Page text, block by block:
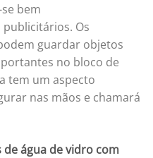
bem
Os
guardar objetos
no bloco de
tem um aspecto
nas mãos e chamará
de água de vidro com